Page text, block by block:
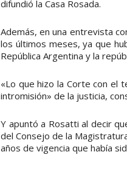
difundió la Casa Rosada.
Además, en una entrevista
los últimos meses, ya que
República Argentina y la
«Lo que hizo la Corte con el
intromisión» de la justicia,
Y apuntó a Rosatti al decir
del Consejo de la
años de vigencia que había